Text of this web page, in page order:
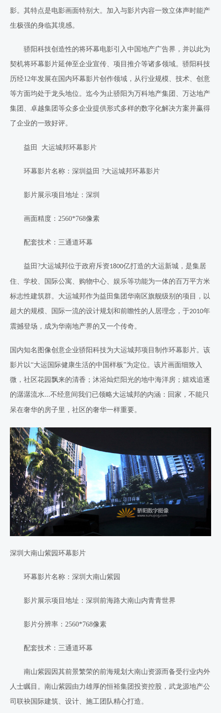
影。其特点是电影画面特别大。加入与影片内容一致立体声时能产
生极强的身临其境感。
骄阳科技创造性的将环幕电影引入中国地产广告界，并以此为
契机将环幕影片延伸至企业宣传、项目推介等诸多领域。骄阳科技
历经12年发展在国内环幕影片创作领域，从行业规模、技术、创意
等方面均处于龙头地位。迄今为止骄阳为万科地产集团、万达地产
集团、卓越集团等众多企业提供形式多样的数字化解决方案并赢得
了企业的一致好评。
益田 大运城邦环幕影片
环幕影片名称：深圳益田 ?大运城邦环幕影片
影片展示项目地址：深圳
画面精度： 2560*768像素
配套技术：三通道环幕
益田 ?大运城邦位于政府斥资1800亿打造的大运新城，是集居
住、学校、国际公寓、购物中心、娱乐等功能为一体的百万平方米
标志性建筑群。大运城邦作为益田集团华南区旗舰级别的项目，以
超大的规模、国际一流的设计规划和前瞻性的人居理念，于2010年
震撼登场，成为华南地产界的又一个传奇。
国内知名图像创意企业骄阳科技为大运城邦项目制作环幕影片。该
影片以“大运国际健康生活的中国样板”为定位。该片画面细致入
微，社区花园飘来的清香；沐浴灿烂阳光的地中海洋房；嬉戏追逐
的潺潺流水...不经意间我们已领略大运城邦的内涵：回家，不能只
呆在奢华的房子里，社区的奢华一样重要。
深圳大南山紫园环幕影片
环幕影片名称：深圳大南山紫园
影片展示项目地址：深圳前海路大南山内青青世界
影片分辨率： 2560*768像素
配套技术：三通道环幕
南山紫园因其前景繁荣的前海规划大南山资源而备受行业内外
人士瞩目。南山紫园由力雄厚的恒裕集团投资控股，武龙源地产公
司联袂国际建筑、设计、施工团队精心打造。